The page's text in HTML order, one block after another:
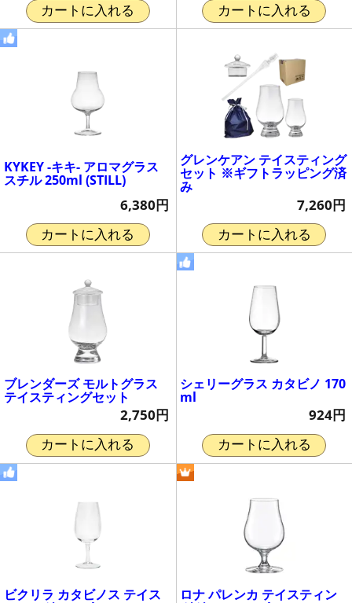
カートに入れる カートに入れる
KYKEY -キキ- アロマグラス
スチル 250ml (STILL)
6,380円
カートに入れる
グレンケアン テイスティング
セット ※ギフトラッピング済
み
7,260円
カートに入れる
ブレンダーズ モルトグラス
テイスティングセット
2,750円
カートに入れる
シェリーグラス カタビノ 170
ml
924円
カートに入れる
ビクリラ カタビノス テイス ロナ パレンカ テイスティン